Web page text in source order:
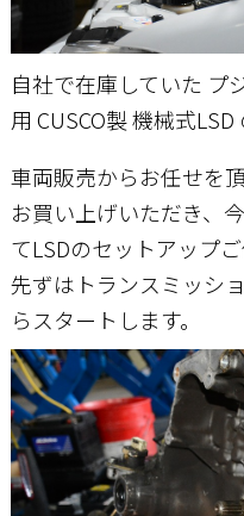
自社で在庫していた プ
用 CUSCO製 機械式LSD
車両販売からお任せを
お買い上げいただき、
てLSDのセットアップ
先ずはトランスミッシ
らスタートします。